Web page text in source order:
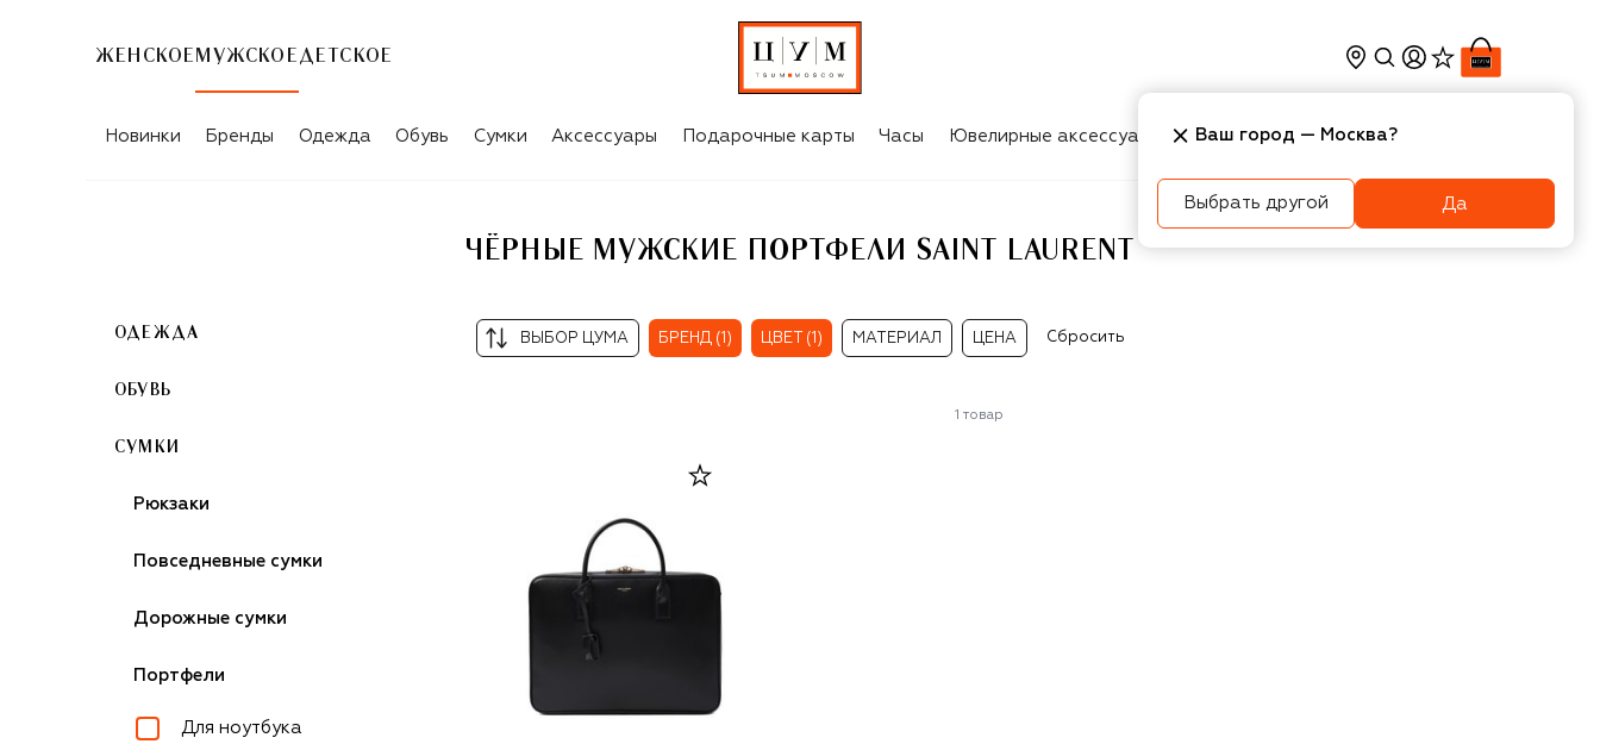
ЖЕНСКОЕ МУЖСКОЕ ДЕТСКОЕ
ЧЁРНЫЕ МУЖСКИЕ ПОРТФЕЛИ SAINT LAURENT
Новинки Бренды Одежда Обувь Сумки Аксессуары Подарочные карты Часы Ювелирные аксессуары Косметика Интерьер
ЧЁРНЫЕ МУЖСКИЕ ПОРТФЕЛИ SAINT LAURENT
ОДЕЖДА
ОБУВЬ
СУМКИ
Рюкзаки
Повседневные сумки
Дорожные сумки
Портфели
Для ноутбука
ВЫБОР ЦУМА БРЕНД (1) ЦВЕТ (1) МАТЕРИАЛ ЦЕНА Сбросить
1 товар
Ваш город — Москва?
Выбрать другой Да